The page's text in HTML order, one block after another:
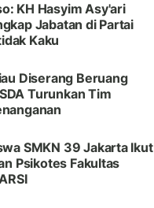
KH Hasyim Asy'ari
Jabatan di Partai
Kaku
Diserang Beruang
Turunkan Tim
SMKN 39 Jakarta Ikut
Psikotes Fakultas